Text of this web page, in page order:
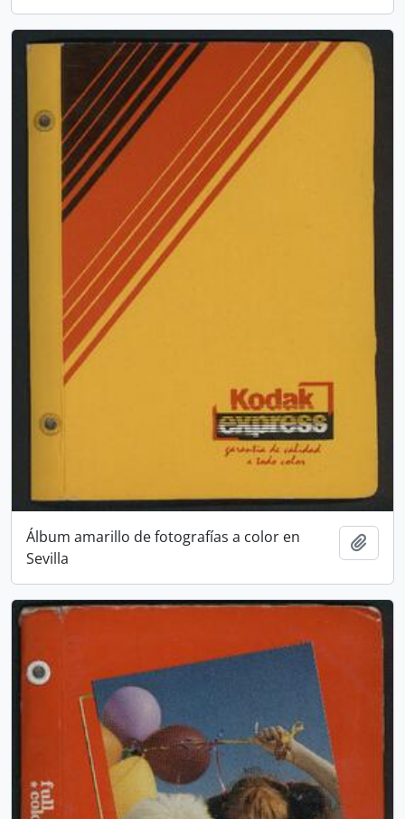
Álbum amarillo de fotografías a color en
Sevilla